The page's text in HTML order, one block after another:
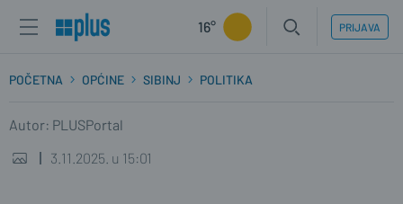
16° PRIJAVA
POČETNA OPĆINE SIBINJ POLITIKA
Autor: PLUSPortal
3.11.2025. u 15:01